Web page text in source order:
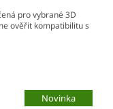
pro vybrané 3D
ověřit kompatibilitu s
Novinka